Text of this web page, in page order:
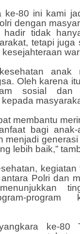
ke-80 ini kami
dengan
tidak
tetapi juga
anak
Oleh karena
sosial dan
membantu
bagi
menjadi
lebih baik,”
Polri dan
program
ke-80